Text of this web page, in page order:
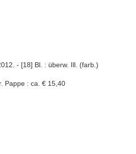
- [18] Bl. : überw. Ill. (farb.)
Pappe : ca. € 15,40